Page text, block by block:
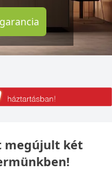
megújult két